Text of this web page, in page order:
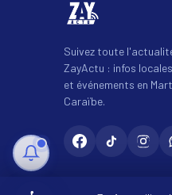
Suivez toute
ZayActu : infos
et événements en
Caraïbe.